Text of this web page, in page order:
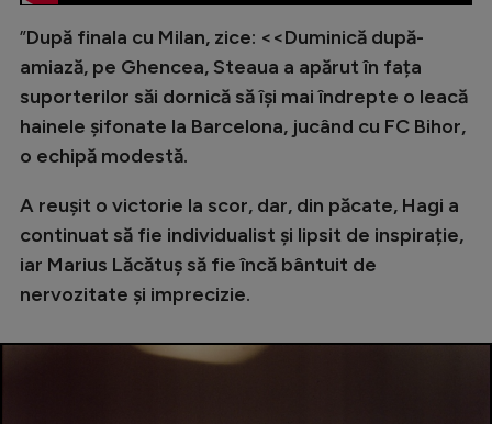
”După finala cu Milan, zice: <<Duminică după-
amiază, pe Ghencea, Steaua a apărut în fața
suporterilor săi dornică să își mai îndrepte o leacă
hainele șifonate la Barcelona, jucând cu FC Bihor,
o echipă modestă.
A reușit o victorie la scor, dar, din păcate, Hagi a
continuat să fie individualist și lipsit de inspirație,
iar Marius Lăcătuș să fie încă bântuit de
nervozitate și imprecizie.